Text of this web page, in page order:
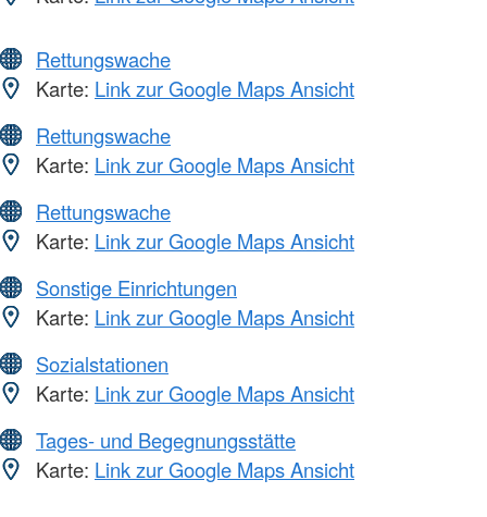
Rettungswache
Karte: Link zur Google Maps Ansicht
Rettungswache
Karte: Link zur Google Maps Ansicht
Rettungswache
Karte: Link zur Google Maps Ansicht
Sonstige Einrichtungen
Karte: Link zur Google Maps Ansicht
Sozialstationen
Karte: Link zur Google Maps Ansicht
Tages- und Begegnungsstätte
Karte: Link zur Google Maps Ansicht